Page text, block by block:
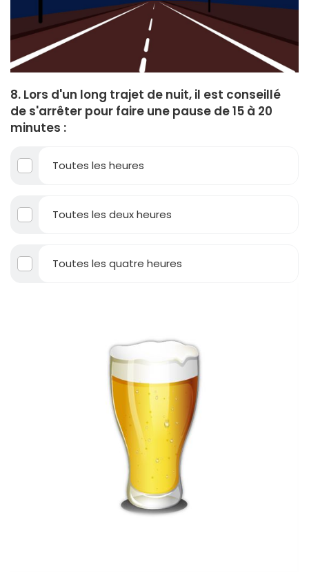
8. Lors d'un long trajet de nuit, il est conseillé
de s'arrêter pour faire une pause de 15 à 20
minutes :
Toutes les heures
Toutes les deux heures
Toutes les quatre heures